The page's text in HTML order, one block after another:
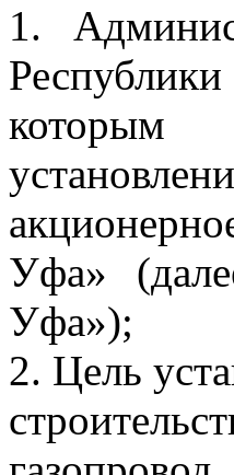
1.
которым
Уфа»
Уфа»);
2. Цель